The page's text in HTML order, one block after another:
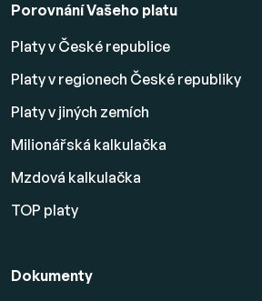
Porovnání Vašeho platu
Platy v České republice
Platy v regionech České republiky
Platy v jiných zemích
Milionářská kalkulačka
Mzdová kalkulačka
TOP platy
Dokumenty